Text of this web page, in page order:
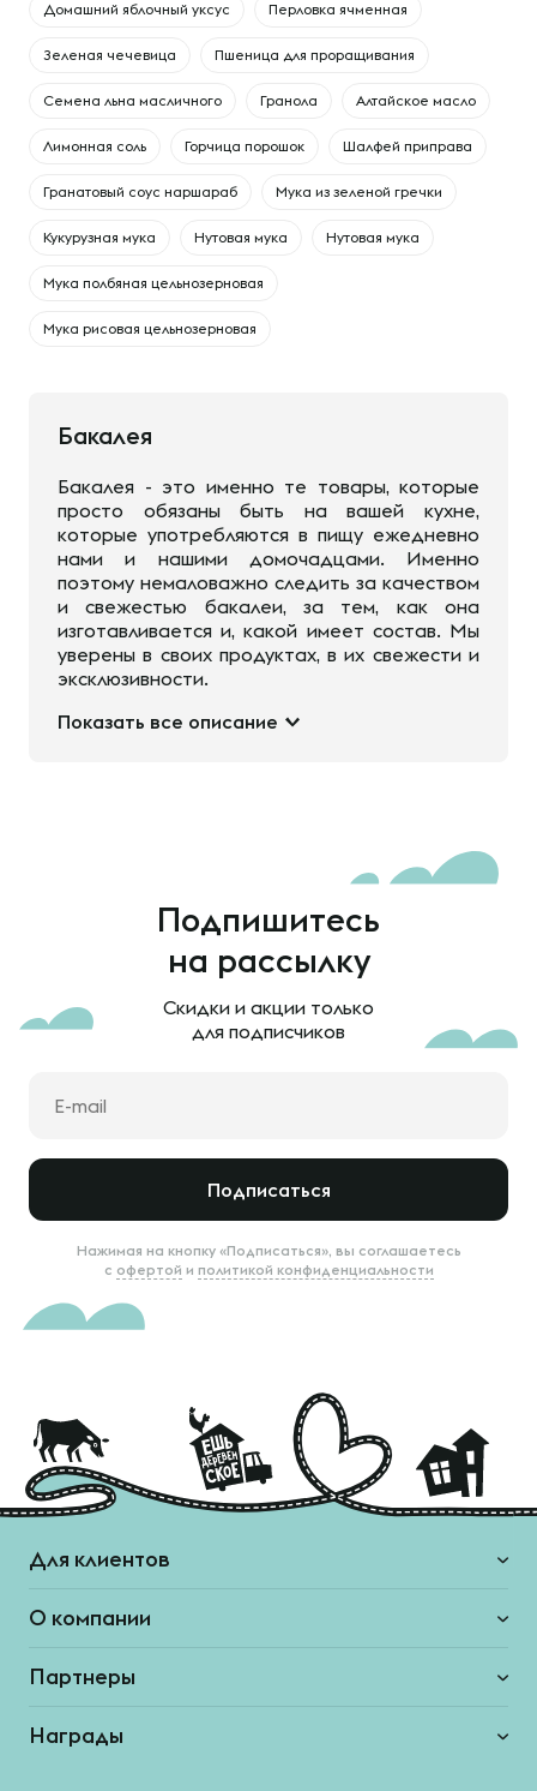
Домашний яблочный уксус Перловка ячменная
Зеленая чечевица Пшеница для проращивания
Семена льна масличного Гранола Алтайское масло
Лимонная соль Горчица порошок Шалфей приправа
Гранатовый соус наршараб Мука из зеленой гречки
Кукурузная мука Нутовая мука Нутовая мука
Мука полбяная цельнозерновая
Мука рисовая цельнозерновая
Бакалея
Бакалея - это именно те товары, которые
просто обязаны быть на вашей кухне,
которые употребляются в пищу ежедневно
нами и нашими домочадцами. Именно
поэтому немаловажно следить за качеством
и свежестью бакалеи, за тем, как она
изготавливается и, какой имеет состав. Мы
уверены в своих продуктах, в их свежести и
эксклюзивности.
Показать все описание
Подпишитесь
на рассылку
Скидки и акции только
для подписчиков
Подписаться
Нажимая на кнопку «Подписаться», вы соглашаетесь
с офертой и политикой конфиденциальности
Для клиентов
О компании
Партнеры
Награды